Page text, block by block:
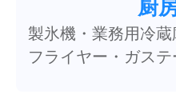
厨
製氷機・業務用冷
フライヤー・ガス